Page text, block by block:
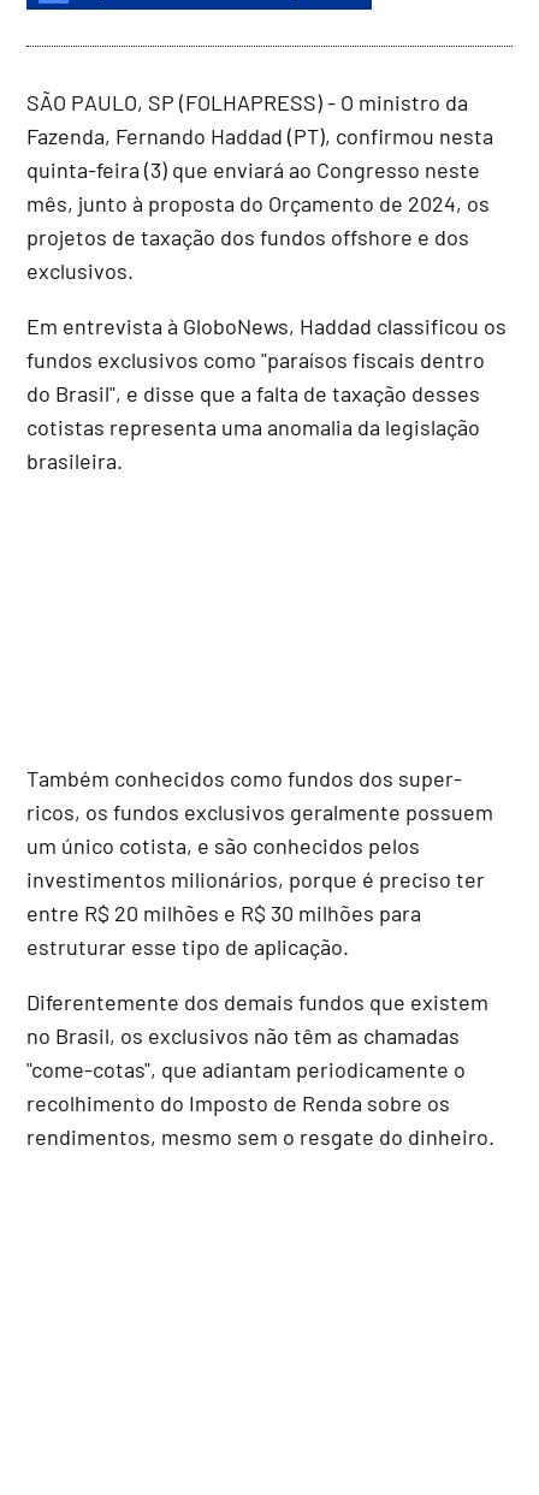
SÃO PAULO, SP (FOLHAPRESS) - O ministro da
Fazenda, Fernando Haddad (PT), confirmou nesta
quinta-feira (3) que enviará ao Congresso neste
mês, junto à proposta do Orçamento de 2024, os
projetos de taxação dos fundos offshore e dos
exclusivos.
Em entrevista à GloboNews, Haddad classificou os
fundos exclusivos como "paraísos fiscais dentro
do Brasil", e disse que a falta de taxação desses
cotistas representa uma anomalia da legislação
brasileira.
Também conhecidos como fundos dos super-
ricos, os fundos exclusivos geralmente possuem
um único cotista, e são conhecidos pelos
investimentos milionários, porque é preciso ter
entre R$ 20 milhões e R$ 30 milhões para
estruturar esse tipo de aplicação.
Diferentemente dos demais fundos que existem
no Brasil, os exclusivos não têm as chamadas
"come-cotas", que adiantam periodicamente o
recolhimento do Imposto de Renda sobre os
rendimentos, mesmo sem o resgate do dinheiro.